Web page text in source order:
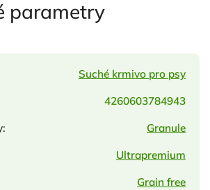
parametry
Suché krmivo pro psy
4260603784943
: Granule
Ultrapremium
Grain free